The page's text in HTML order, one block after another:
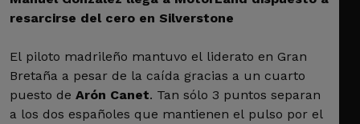
resarcirse del cero en Silverstone
El piloto madrileño mantuvo el liderato en Gran
Bretaña a pesar de la caída gracias a un cuarto
puesto de Arón Canet. Tan sólo 3 puntos separan
a los dos españoles que mantienen el pulso por el